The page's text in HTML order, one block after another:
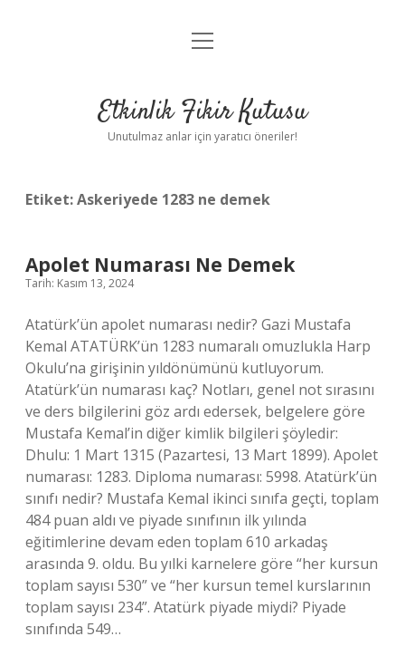
Anasayfa
Yasal Uyarı
menüyü
Etkinlik Fikir Kutusu
Unutulmaz anlar için yaratıcı öneriler!
Etiket:Askeriyede 1283 ne demek
Apolet Numarası Ne Demek
Tarih: Kasım 13, 2024
Atatürk’ün apolet numarası nedir? Gazi Mustafa
Kemal ATATÜRK’ün 1283 numaralı omuzlukla Harp
Okulu’na girişinin yıldönümünü kutluyorum.
Atatürk’ün numarası kaç? Notları, genel not sırasını
ve ders bilgilerini göz ardı edersek, belgelere göre
Mustafa Kemal’in diğer kimlik bilgileri şöyledir:
Dhulu: 1 Mart 1315 (Pazartesi, 13 Mart 1899). Apolet
numarası: 1283. Diploma numarası: 5998. Atatürk’ün
sınıfı nedir? Mustafa Kemal ikinci sınıfa geçti, toplam
484 puan aldı ve piyade sınıfının ilk yılında
eğitimlerine devam eden toplam 610 arkadaş
arasında 9. oldu. Bu yılki karnelere göre “her kursun
toplam sayısı 530” ve “her kursun temel kurslarının
toplam sayısı 234”. Atatürk piyade miydi? Piyade
sınıfında 549…